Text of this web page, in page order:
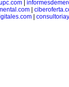
|
|
|